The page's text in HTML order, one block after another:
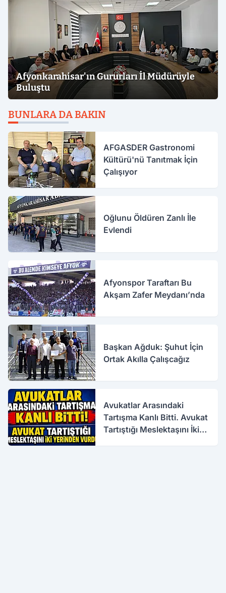
Afyonkarahisar'ın Gururları İl Müdürüyle
Buluştu
BUNLARA DA BAKIN
AFGASDER Gastronomi
Kültürü'nü Tanıtmak İçin
Çalışıyor
Oğlunu Öldüren Zanlı İle
Evlendi
Afyonspor Taraftarı Bu
Akşam Zafer Meydanı’nda
Başkan Ağduk: Şuhut İçin
Ortak Akılla Çalışcağız
Avukatlar Arasındaki
Tartışma Kanlı Bitti. Avukat
Tartıştığı Meslektaşını İki